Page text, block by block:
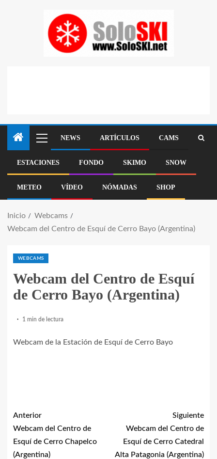
NEWS ARTÍCULOS CAMS
ESTACIONES FONDO SKIMO SNOW
METEO VÍDEO NÓMADAS SHOP
Inicio
Webcams
Webcam del Centro de Esquí de Cerro Bayo (Argentina)
WEBCAMS
Webcam del Centro de Esquí
de Cerro Bayo (Argentina)
1 min de lectura
Webcam de la Estación de Esquí de Cerro Bayo
Anterior
Webcam del Centro de
Esquí de Cerro Chapelco
(Argentina)
Siguiente
Webcam del Centro de
Esquí de Cerro Catedral
Alta Patagonia (Argentina)